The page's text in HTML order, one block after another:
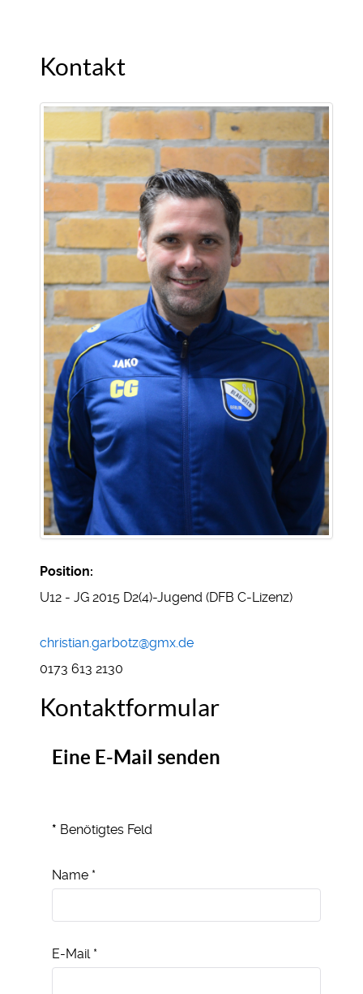
Kontakt
Position:
U12 - JG 2015 D2(4)-Jugend (DFB C-Lizenz)
E-Mail:
christian.garbotz@gmx.de
Mobil:
0173 613 2130
Kontaktformular
Eine E-Mail senden
* Benötigtes Feld
Name *
E-Mail*